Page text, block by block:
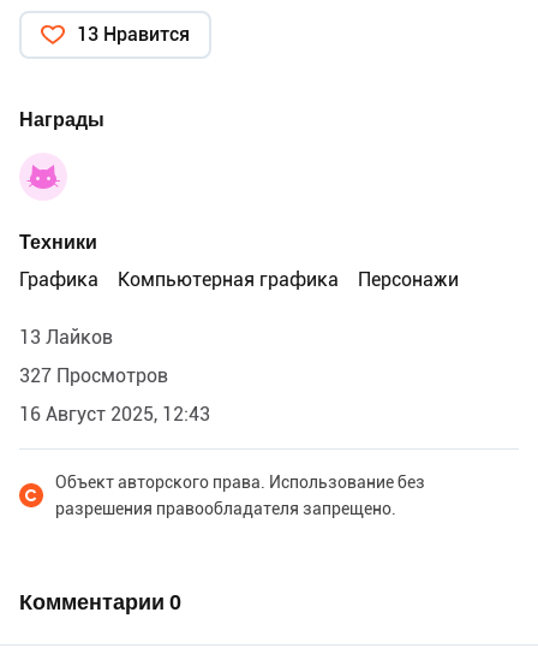
13 Нравится
Награды
Техники
Графика
Компьютерная графика Персонажи
13 Лайков
327 Просмотров
16 Август 2025, 12:43
Объект авторского права. Использование без
разрешения правообладателя запрещено.
Комментарии 0